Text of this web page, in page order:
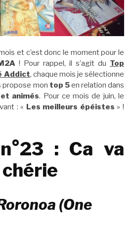
et c’est donc le moment pour le
! Pour rappel, il s’agit du Top
Addict, chaque mois je sélectionne
propose mon top 5en relation dans
animés. Pour ce mois de juin, le
: « Les meilleurs épéistes » !
: Ca va
(One